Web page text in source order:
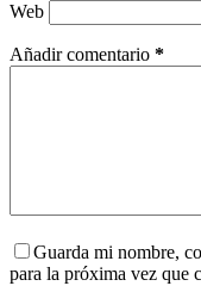
Web
Añadir comentario *
Guarda mi nombre,
para la próxima vez que